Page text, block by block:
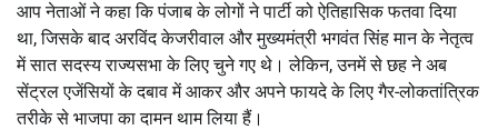
आप नेताओं ने कहा कि पंजाब के लोगों ने पार्टी को ऐतिहासिक फतवा दिया
था, जिसके बाद अरविंद केजरीवाल और मुख्यमंत्री भगवंत सिंह मान के नेतृत्व
में सात सदस्य राज्यसभा के लिए चुने गए थे। लेकिन, उनमें से छह ने अब
सेंट्रल एजेंसियों के दबाव में आकर और अपने फायदे के लिए गैर-लोकतांत्रिक
तरीके से भाजपा का दामन थाम लिया हैं।